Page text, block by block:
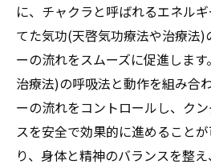
に、チャクラと呼ばれるエネル
てた気功(天啓気功療法や治療法)
ーの流れをスムーズに促進しま
治療法)の呼吸法と動作を組み合
ーの流れをコントロールし、ク
スを安全で効果的に進めること
り、身体と精神のバランスを整